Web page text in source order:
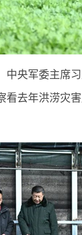
中央军委主席
去年洪涝灾